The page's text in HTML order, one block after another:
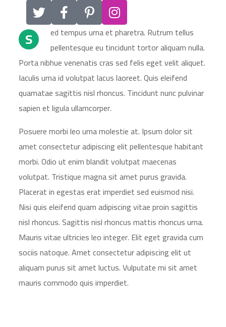
S
ed tempus urna et pharetra. Rutrum tellus
pellentesque eu tincidunt tortor aliquam nulla.
Porta nibhue venenatis cras sed felis eget velit aliquet.
Iaculis urna id volutpat lacus laoreet. Quis eleifend
quamatae sagittis nisl rhoncus. Tincidunt nunc pulvinar
sapien et ligula ullamcorper.
Posuere morbi leo urna molestie at. Ipsum dolor sit
amet consectetur adipiscing elit pellentesque habitant
morbi. Odio ut enim blandit volutpat maecenas
volutpat. Tristique magna sit amet purus gravida.
Placerat in egestas erat imperdiet sed euismod nisi.
Nisi quis eleifend quam adipiscing vitae proin sagittis
nisl rhoncus. Sagittis nisl rhoncus mattis rhoncus urna.
Mauris vitae ultricies leo integer. Elit eget gravida cum
sociis natoque. Amet consectetur adipiscing elit ut
aliquam purus sit amet luctus. Vulputate mi sit amet
mauris commodo quis imperdiet.